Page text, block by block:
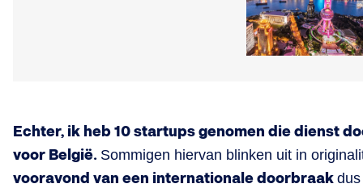
Echter, ik heb 10 startups genomen die dienst
voor België. Sommigen hiervan blinken uit in
vooravond van een internationale doorbraak